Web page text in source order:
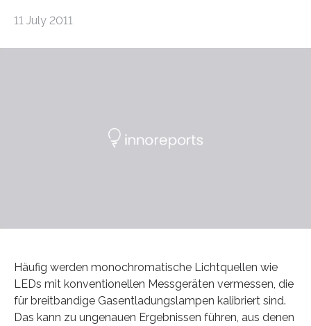
11 July 2011
Häufig werden monochromatische Lichtquellen wie
LEDs mit konventionellen Messgeräten vermessen, die
für breitbandige Gasentladungslampen kalibriert sind.
Das kann zu ungenauen Ergebnissen führen, aus denen